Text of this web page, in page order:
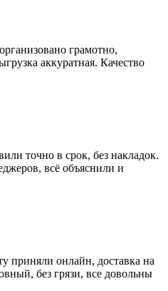
грамотно,
аккуратная. Качество
точно в срок, без накладок.
всё объяснили и
приняли онлайн, доставка на
без грязи, все довольны